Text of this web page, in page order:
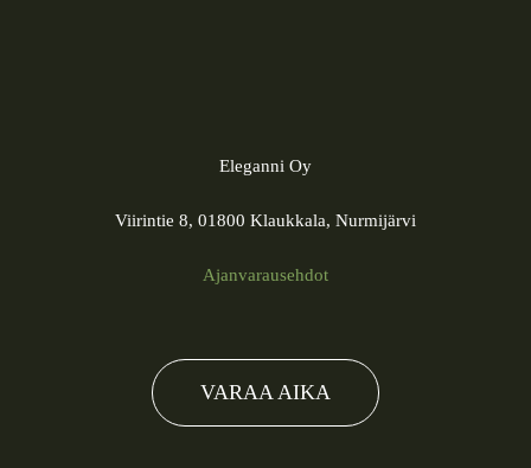
Eleganni Oy
Viirintie 8, 01800 Klaukkala, Nurmijärvi
Ajanvarausehdot
VARAA AIKA